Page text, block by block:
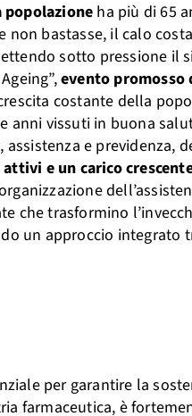
popolazione ha più di 65
non bastasse, il calo
sotto pressione il
evento promosso
costante della
anni vissuti in buona
e previdenza,
e un carico
che trasformino
un approccio integrato
per garantire la
farmaceutica, è